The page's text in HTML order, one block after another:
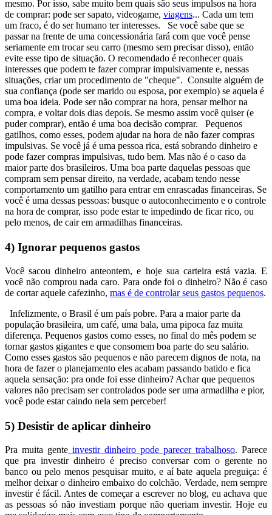
mesmo. Por isso, sabe muito bem quais são seus impulsos na hora
de comprar: pode ser sapato, videogame, viagens... Cada um tem
um fraco, é do ser humano ter interesses. Se você sabe que se
passar na frente de uma concessionária fará com que você pense
seriamente em trocar seu carro (mesmo sem precisar disso), então
evite esse tipo de situação. O recomendado é reconhecer quais
interesses que podem te fazer comprar impulsivamente e, nessas
situações, criar um procedimento de "cheque". Consulte alguém de
sua confiança (pode ser marido ou esposa, por exemplo) se aquela é
uma boa ideia. Pode ser não comprar na hora, pensar melhor na
compra, e voltar dois dias depois. Se mesmo assim você quiser (e
puder comprar), então é uma boa decisão comprar. Pequenos
gatilhos, como esses, podem ajudar na hora de não fazer compras
impulsivas. Se você já é uma pessoa rica, está sobrando dinheiro e
pode fazer compras impulsivas, tudo bem. Mas não é o caso da
maior parte dos brasileiros. Uma boa parte daquelas pessoas que
compram sem pensar direito, na verdade, acabam tendo nesse
comportamento um gatilho para entrar em enrascadas financeiras. Se
você é uma dessas pessoas: busque o autoconhecimento e o controle
na hora de comprar, isso pode estar te impedindo de ficar rico, ou
pelo menos, de cair em armadilhas financeiras.
4) Ignorar pequenos gastos
Você sacou dinheiro anteontem, e hoje sua carteira está vazia. E
você não comprou nada caro. Para onde foi o dinheiro? Não é caso
de cortar aquele cafezinho, mas é de controlar seus gastos pequenos.
Infelizmente, o Brasil é um país pobre. Para a maior parte da
população brasileira, um café, uma bala, uma pipoca faz muita
diferença. Pequenos gastos como esses, no final do mês podem se
tornar gastos gigantes e que consomem boa parte do seu salário.
Como esses gastos são pequenos e não parecem dignos de nota, na
hora de fazer o planejamento eles acabam passando batido e fica
aquela sensação: pra onde foi esse dinheiro? Achar que pequenos
valores não precisam ser controlados pode ser uma armadilha e pior,
você pode estar caindo nela sem perceber!
5) Desistir de aplicar dinheiro
Pra muita gente investir dinheiro pode parecer trabalhoso. Parece
que pra investir dinheiro é preciso conversar com o gerente no
banco ou pelo menos pesquisar muito, e aí bate aquela preguiça: é
melhor deixar o dinheiro embaixo do colchão. Verdade, nem sempre
investir é fácil. Antes de começar a escrever no blog, eu achava que
as pessoas só não investiam porque não queriam investir. Hoje eu